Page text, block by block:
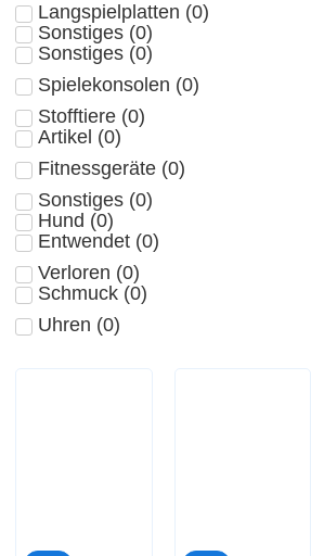
Langspielplatten (0)
Sonstiges (0)
Sonstiges (0)
Spielekonsolen (0)
Stofftiere (0)
Artikel (0)
Fitnessgeräte (0)
Sonstiges (0)
Hund (0)
Entwendet (0)
Verloren (0)
Schmuck (0)
Uhren (0)